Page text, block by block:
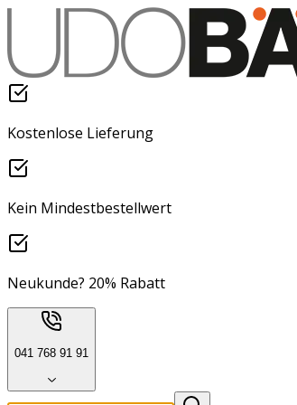
Kostenlose Lieferung
Kein Mindestbestellwert
Neukunde? 20% Rabatt
041 768 91 91